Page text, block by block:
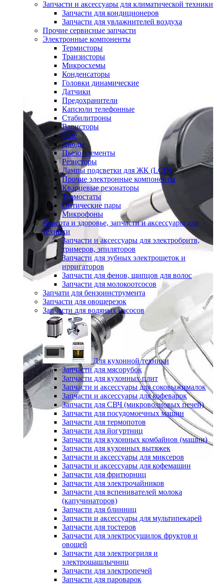
Запчасти и аксессуары для климатической техники
Запчасти для кондиционеров
Запчасти для увлажнителей воздуха
Прочие сервисные запчасти
Электронные компоненты
Термисторы
Транзисторы
Микросхемы
Конденсаторы
Головки динамические
Датчики
Предохранители
Капсюли телефонные
Стабилитроны
Варисторы
Реле
Диоды
Пьезо элементы
Резисторы
Лампы подсветки для ЖК (LCD)
Прочие электронные компоненты
Кварцевые резонаторы
Термостаты
Оптические пары
Микрофоны
Красота и здоровье, запчасти и аксессуары для
техники
Запчасти и аксессуары для электробритв,
тримеров, эпиляторов
Запчасти для зубных электрощеток и
ирригаторов
Запчасти для фенов, щипцов для волос
Запчасти для молокоотсосов
Запчати для бензоинструмента
Запчасти для овощерезок
Запчасти для водяных насосов
Для кухонной техники
Запчасти для мясорубок
Запчасти для кухонных плит
Запчасти и аксессуары для соковыжималок
Запчасти и аксессуары для кофеварок
Запчасти для СВЧ (микроволновых печей)
Запчасти для посудомоечных машин
Запчасти для термопотов
Запчасти для йогуртниц
Запчасти для кухонных комбайнов (машин)
Запчасти для кухонных вытяжек
Запчасти и аксессуары для миксеров
Запчасти и аксессуары для кофемашин
Запчасти для фритюрниц
Запчасти для электрочайников
Запчасти для вспенивателей молока
(капучинаторов)
Запчасти для блинниц
Запчасти и аксессуары для мультипекарей
Запчасти для тостеров
Запчасти для электросушилок фруктов и
овощей
Запчасти для электрогриля и
электрошашлычниц
Запчасти для электропечей
Запчасти для пароварок